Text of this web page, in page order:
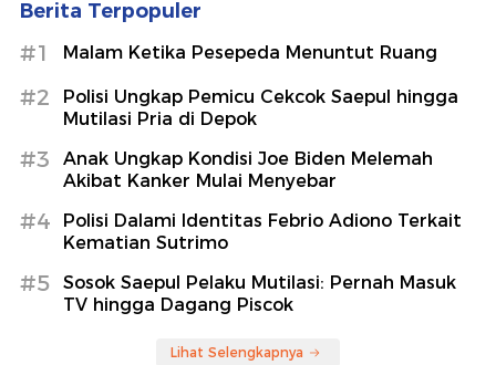
Berita Terpopuler
#1 Malam Ketika Pesepeda Menuntut Ruang
#2
Polisi Ungkap Pemicu Cekcok Saepul hingga
Mutilasi Pria di Depok
#3
Anak Ungkap Kondisi Joe Biden Melemah
Akibat Kanker Mulai Menyebar
#4
Polisi Dalami Identitas Febrio Adiono Terkait
Kematian Sutrimo
#5
Sosok Saepul Pelaku Mutilasi: Pernah Masuk
TV hingga Dagang Piscok
Lihat Selengkapnya